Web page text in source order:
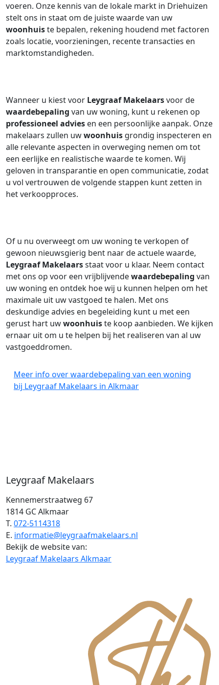
Leygraaf Makelaars
Kennemerstraatweg 67
1814 GC Alkmaar
T. 072-5114318
E. informatie@leygraafmakelaars.nl
Bekijk de website van:
Leygraaf Makelaars Alkmaar
voeren. Onze kennis van de lokale markt in Driehuizen
stelt ons in staat om de juiste waarde van uw
woonhuiste bepalen, rekening houdend met factoren
zoals locatie, voorzieningen, recente transacties en
marktomstandigheden.
Wanneer u kiest voor Leygraaf Makelaarsvoor de
waardebepaling van uw woning, kunt u rekenen op
professioneel advies en een persoonlijke aanpak. Onze
makelaars zullen uwwoonhuis grondig inspecteren en
alle relevante aspecten in overweging nemen om tot
een eerlijke en realistische waarde te komen. Wij
geloven in transparantie en open communicatie, zodat
u vol vertrouwen de volgende stappen kunt zetten in
het verkoopproces.
Of u nu overweegt om uw woning te verkopen of
gewoon nieuwsgierig bent naar de actuele waarde,
Leygraaf Makelaarsstaat voor u klaar. Neem contact
met ons op voor een vrijblijvendewaardebepaling van
uw woning en ontdek hoe wij u kunnen helpen om het
maximale uit uw vastgoed te halen. Met ons
deskundige advies en begeleiding kunt u met een
gerust hart uwwoonhuiste koop aanbieden. We kijken
ernaar uit om u te helpen bij het realiseren van al uw
vastgoeddromen.
Meer info over waardebepaling van een woning
bij Leygraaf Makelaars in Alkmaar